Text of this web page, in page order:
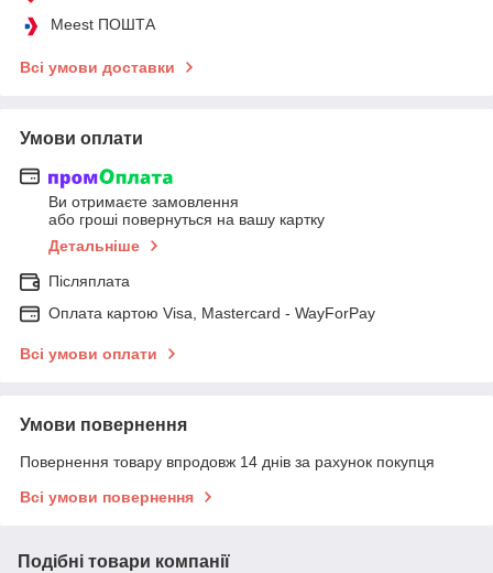
Meest ПОШТА
Всі умови доставки
Умови оплати
Ви отримаєте замовлення
або гроші повернуться на вашу картку
Детальніше
Післяплата
Оплата картою Visa, Mastercard - WayForPay
Всі умови оплати
Умови повернення
Повернення товару впродовж 14 днів за рахунок покупця
Всі умови повернення
Подібні товари компанії